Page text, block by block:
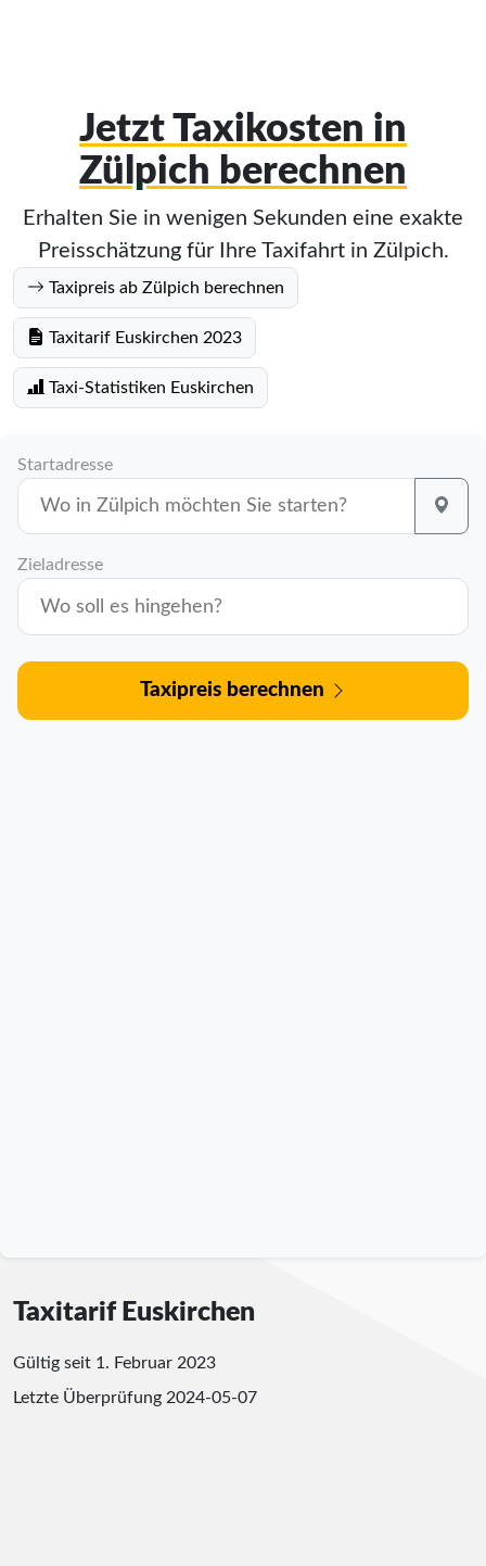
Jetzt Taxikosten in
Zülpich berechnen
Erhalten Sie in wenigen Sekunden eine exakte
Preisschätzung für Ihre Taxifahrt in Zülpich.
Taxipreis ab Zülpich berechnen
Taxitarif Euskirchen 2023
Taxi-Statistiken Euskirchen
Startadresse
Zieladresse
Taxipreis berechnen
Taxitarif Euskirchen
Gültig seit 1. Februar 2023
Letzte Überprüfung 2024-05-07